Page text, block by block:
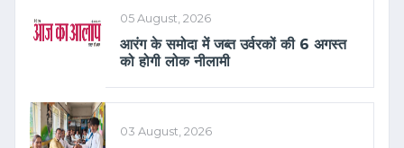
05 August, 2026
आरंग के समोदा में जब्त उर्वरकों की 6 अगस्त
को होगी लोक नीलामी
03 August, 2026